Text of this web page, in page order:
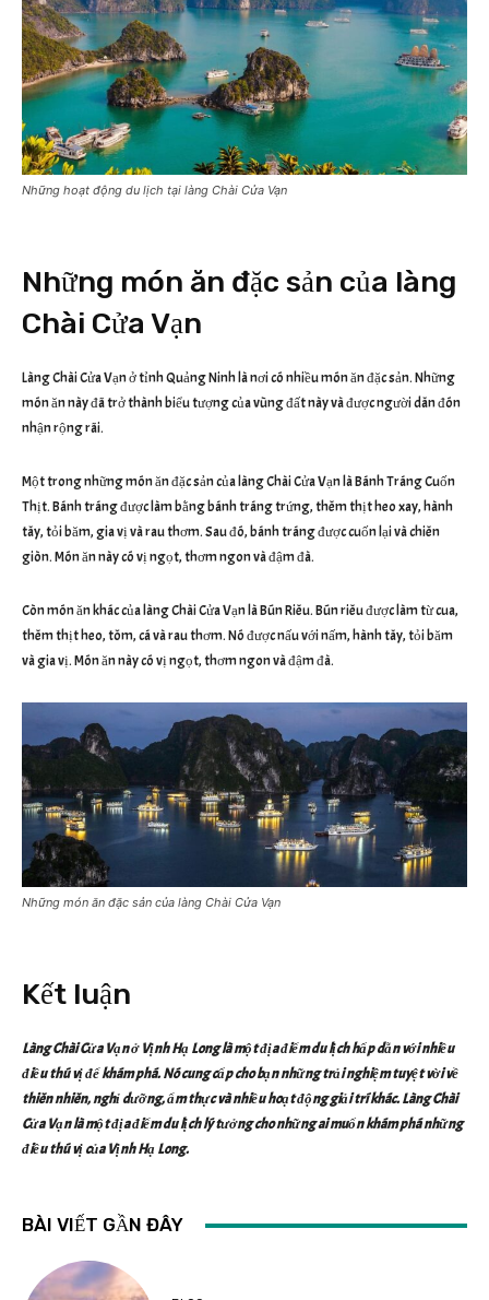
Những hoạt động du lịch tại làng Chài Cửa Vạn
Những món ăn đặc sản của làng
Chài Cửa Vạn
Làng Chài Cửa Vạn ở tỉnh Quảng Ninh là nơi có nhiều món ăn đặc sản. Những
món ăn này đã trở thành biểu tượng của vùng đất này và được người dân đón
nhận rộng rãi.
Một trong những món ăn đặc sản của làng Chài Cửa Vạn là Bánh Tráng Cuốn
Thịt. Bánh tráng được làm bằng bánh tráng trứng, thêm thịt heo xay, hành
tây, tỏi băm, gia vị và rau thơm. Sau đó, bánh tráng được cuốn lại và chiên
giòn. Món ăn này có vị ngọt, thơm ngon và đậm đà.
Còn món ăn khác của làng Chài Cửa Vạn là Bún Riêu. Bún riêu được làm từ cua,
thêm thịt heo, tôm, cá và rau thơm. Nó được nấu với nấm, hành tây, tỏi băm
và gia vị. Món ăn này có vị ngọt, thơm ngon và đậm đà.
Những món ăn đặc sản của làng Chài Cửa Vạn
Kết luận
Làng Chài Cửa Vạn ở Vịnh Hạ Long là một địa điểm du lịch hấp dẫn với nhiều
điều thú vị để khám phá. Nó cung cấp cho bạn những trải nghiệm tuyệt vời về
thiên nhiên, nghỉ dưỡng, ẩm thực và nhiều hoạt động giải trí khác. Làng Chài
Cửa Vạn là một địa điểm du lịch lý tưởng cho những ai muốn khám phá những
điều thú vị của Vịnh Hạ Long.
BÀI VIẾT GẦN ĐÂY